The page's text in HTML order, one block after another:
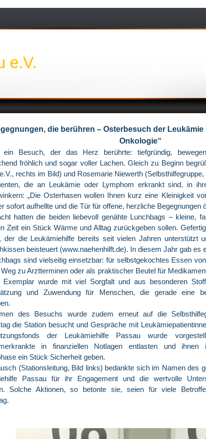
e.V.
die berühren – Osterbesuch der Leukämie
Onkologie“
Besuch, der das Herz berührte: tiefgründig,
fröhlich und sogar voller Lachen. Gleich zu Beginn
rechts im Bild) und Rosemarie Niewerth
die an Leukämie oder Lymphom erkrankt sind, in
„Die Osterhasen wollen Ihnen kurz eine Kleinigkeit
sofort aufhellte und die Tür für offene, herzliche Begegnungen
hatten die beiden liebevoll genähte Lunchbags – kleine,
Zeit ein Stück Wärme und Alltag zurückgeben sollen.
der die Leukämiehilfe bereits seit vielen Jahren unterstützt
beisteuert (www.naehenhilft.de). In diesem Jahr gab es
sind vielseitig einsetzbar: für selbstgekochtes Essen
zu Arztterminen oder als praktischer Beutel für
Exemplar wurde mit viel Sorgfalt und aus besonderen
und Zuwendung für Menschen, die gerade eine
des Besuchs wurde zudem erneut auf die
die Station besucht und Gespräche mit
der Leukämiehilfe Passau wurde
in finanziellen Notlagen entlasten und ihnen
ein Stück Sicherheit geben.
(Stationsleitung, Bild links) bedankte sich im Namen des
Passau für ihr Engagement und die wertvolle
Solche Aktionen, so betonte sie, seien für viele